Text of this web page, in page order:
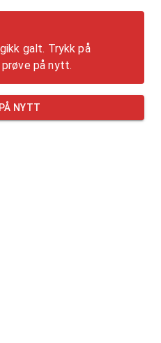
galt. Trykk på
på nytt.
NYTT